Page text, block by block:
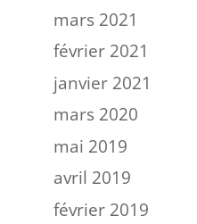
mars 2021
février 2021
janvier 2021
mars 2020
mai 2019
avril 2019
février 2019